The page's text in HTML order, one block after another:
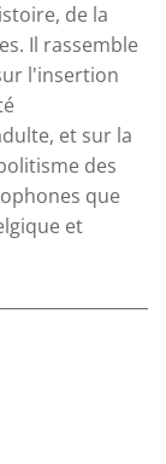
de la
Il rassemble
l'insertion
et sur la
des
que
et